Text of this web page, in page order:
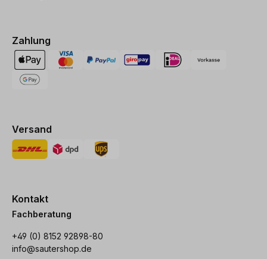
Zahlung
Versand
Kontakt
Fachberatung
+49 (0) 8152 92898-80
info@sautershop.de